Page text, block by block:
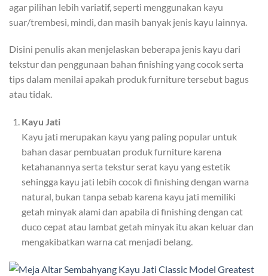
agar pilihan lebih variatif, seperti menggunakan kayu
suar/trembesi, mindi, dan masih banyak jenis kayu lainnya.
Disini penulis akan menjelaskan beberapa jenis kayu dari
tekstur dan penggunaan bahan finishing yang cocok serta
tips dalam menilai apakah produk furniture tersebut bagus
atau tidak.
Kayu Jati
Kayu jati merupakan kayu yang paling popular untuk
bahan dasar pembuatan produk furniture karena
ketahanannya serta tekstur serat kayu yang estetik
sehingga kayu jati lebih cocok di finishing dengan warna
natural, bukan tanpa sebab karena kayu jati memiliki
getah minyak alami dan apabila di finishing dengan cat
duco cepat atau lambat getah minyak itu akan keluar dan
mengakibatkan warna cat menjadi belang.